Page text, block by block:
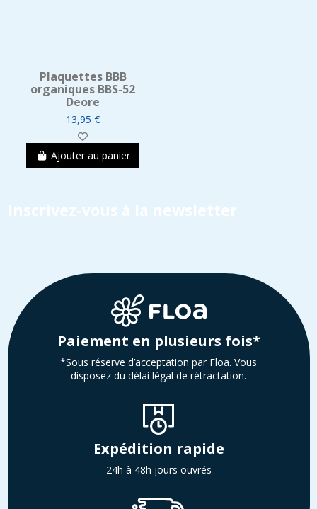
Plaquettes BBB
organiques BBS-52
Deore
13,95 €
Ajouter au panier
Inscrivez-vous à la newsletter
Paiement en plusieurs fois*
*Sous réserve d’acceptation par Floa. Vous
disposez du délai légal de rétractation.
Expédition rapide
24h à 48h jours ouvrés